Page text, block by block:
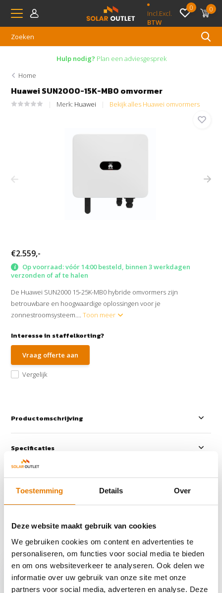
Toestemming Details Over
Deze website maakt gebruik van cookies
We gebruiken cookies om content en advertenties te
personaliseren, om functies voor social media te bieden
en om ons websiteverkeer te analyseren. Ook delen we
informatie over uw gebruik van onze site met onze
partners voor social media, adverteren en analyse. Deze
Incl.Excl.
BTW
0 0
Hulp nodig? Plan een adviesgesprek
Home
Huawei SUN2000-15K-MB0 omvormer
Merk: Huawei Bekijk alles Huawei omvormers
€2.559,-
Op voorraad: vóór 14:00 besteld, binnen 3 werkdagen
verzonden of af te halen
De Huawei SUN2000 15-25K-MB0 hybride omvormers zijn
betrouwbare en hoogwaardige oplossingen voor je
zonnestroomsysteem....Toon meer
Interesse in staffelkorting?
Vraag offerte aan
Vergelijk
Productomschrijving
Specificaties
Reviews
Delen
Recent bekeken